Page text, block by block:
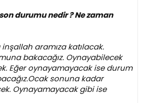
durumu nedir ? Ne zaman
aramıza katılacak.
bakacağız. Oynayabilecek
Eğer oynayamayacak ise durum
sonuna kadar
Oynayamayacak gibi ise